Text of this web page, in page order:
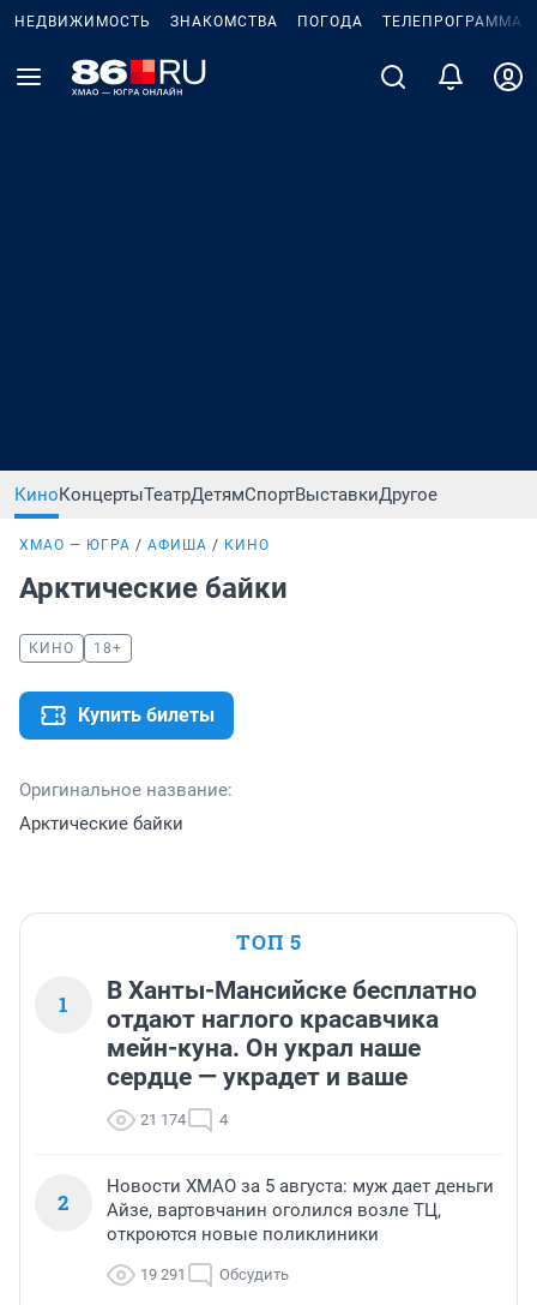
НЕДВИЖИМОСТЬ ЗНАКОМСТВА ПОГОДА ТЕЛЕПРОГРАММА
КиноКонцертыТеатрДетямСпортВыставкиДругое
ХМАО — ЮГРА АФИША КИНО
Арктические байки
КИНО 18+
Купить билеты
Оригинальное название:
Арктические байки
ТОП 5
1
В Ханты-Мансийске бесплатно
отдают наглого красавчика
мейн-куна. Он украл наше
сердце — украдет и ваше
21 174 4
2
Новости ХМАО за 5 августа: муж дает деньги
Айзе, вартовчанин оголился возле ТЦ,
откроются новые поликлиники
19 291 Обсудить